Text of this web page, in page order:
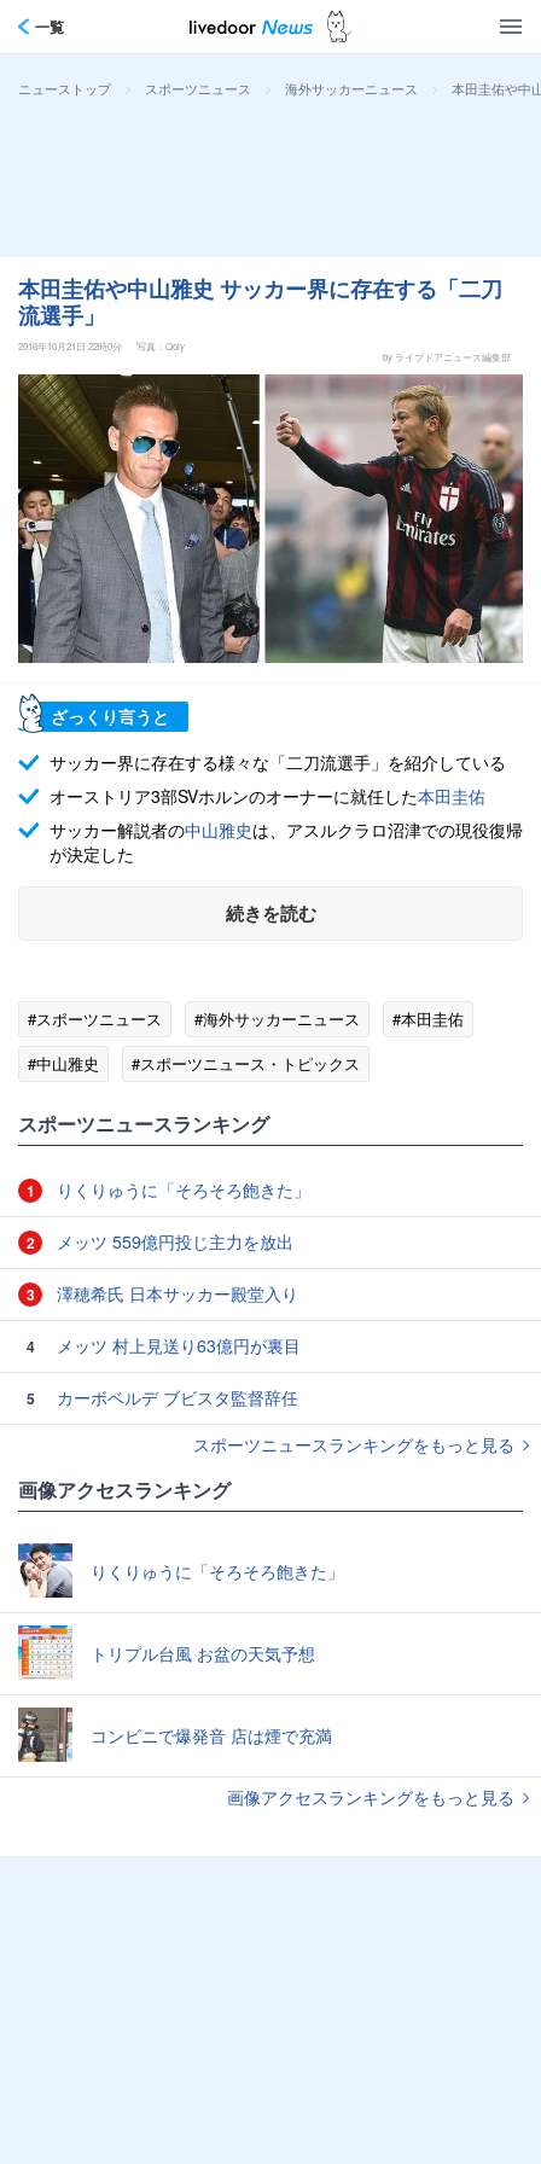
一覧
ニューストップ > スポーツニュース > 海外サッカーニュース > 本田圭佑や中
本田圭佑や中山雅史 サッカー界に存在する「二刀
流選手」
2016年10月21日 22時0分
写真：Qoly
by ライブドアニュース編集部
ざっくり言うと
サッカー界に存在する様々な「二刀流選手」を紹介している
オーストリア3部SVホルンのオーナーに就任した本田圭佑
サッカー解説者の中山雅史は、アスルクラロ沼津での現役復帰
が決定した
続きを読む
#スポーツニュース #海外サッカーニュース
#本田圭佑
#中山雅史
#スポーツニュース・トピックス
スポーツニュースランキング
1 りくりゅうに「そろそろ飽きた」
2 メッツ 559億円投じ主力を放出
3 澤穂希氏 日本サッカー殿堂入り
4 メッツ 村上見送り63億円が裏目
5
カーボベルデ ブビスタ監督辞任
スポーツニュースランキングをもっと見る
画像アクセスランキング
りくりゅうに「そろそろ飽きた」
トリプル台風 お盆の天気予想
コンビニで爆発音 店は煙で充満
画像アクセスランキングをもっと見る